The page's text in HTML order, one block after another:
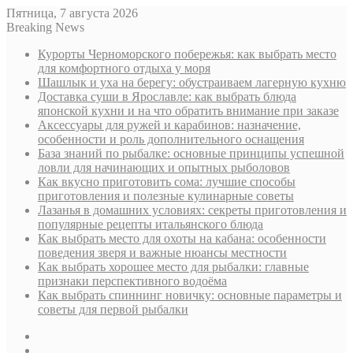
Пятница, 7 августа 2026
Breaking News
Курорты Черноморского побережья: как выбрать место
для комфортного отдыха у моря
Шашлык и уха на берегу: обустраиваем лагерную кухню
Доставка суши в Ярославле: как выбрать блюда
японской кухни и на что обратить внимание при заказе
Аксессуары для ружей и карабинов: назначение,
особенности и роль дополнительного оснащения
База знаний по рыбалке: основные принципы успешной
ловли для начинающих и опытных рыболовов
Как вкусно приготовить сома: лучшие способы
приготовления и полезные кулинарные советы
Лазанья в домашних условиях: секреты приготовления и
популярные рецепты итальянского блюда
Как выбрать место для охоты на кабана: особенности
поведения зверя и важные нюансы местности
Как выбрать хорошее место для рыбалки: главные
признаки перспективного водоёма
Как выбрать спиннинг новичку: основные параметры и
советы для первой рыбалки